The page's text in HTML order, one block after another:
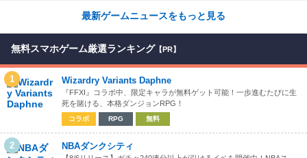
最新ゲームニュースをもっと見る
無料スマホゲーム厳選ランキング 【PR】
1 Wizardry Variants Daphne
『FFXI』コラボ中、限定キャラが無料ゲット可能！一歩進むたびに生
死を賭ける、本格ダンジョンRPG！
コラボ RPG 無料
2 NBAダンクシティ